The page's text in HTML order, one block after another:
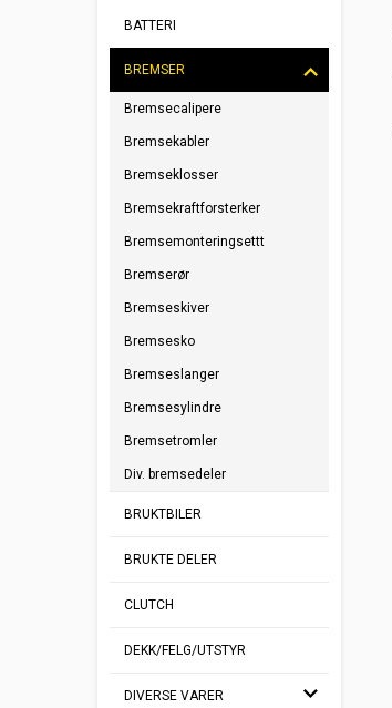
BATTERI
BREMSER
Bremsecalipere
Bremsekabler
Bremseklosser
Bremsekraftforsterker
Bremsemonteringsettt
Bremserør
Bremseskiver
Bremsesko
Bremseslanger
Bremsesylindre
Bremsetromler
Div. bremsedeler
BRUKTBILER
BRUKTE DELER
CLUTCH
DEKK/FELG/UTSTYR
DIVERSE VARER